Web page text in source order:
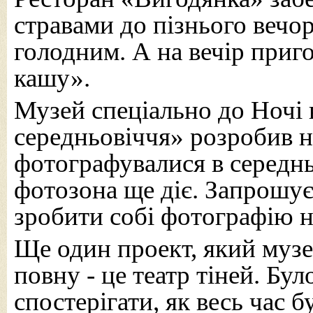
стравами до пізнього
голодним. А на вечір
кашу».
Музей спеціально до
середньовіччя» розробив
фотографувалися в
фотозона ще діє.
зробити собі фотографію
Ще один проект, який
повну - це театр тіней.
спостерігати, як весь час